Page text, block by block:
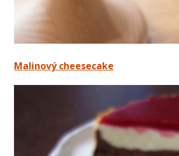
Malinový cheesecake